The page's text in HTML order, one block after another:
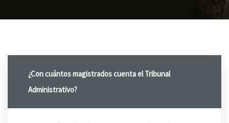
¿Con cuántos magistrados cuenta el Tribunal
Administrativo?